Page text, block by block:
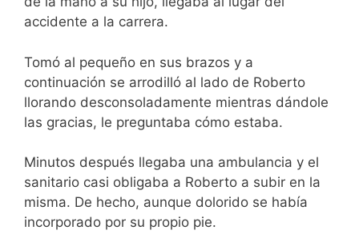
accidente a la carrera.
Tomó al pequeño en sus brazos y a
continuación se arrodilló al lado de Roberto
llorando desconsoladamente mientras dándole
las gracias, le preguntaba cómo estaba.
Minutos después llegaba una ambulancia y el
sanitario casi obligaba a Roberto a subir en la
misma. De hecho, aunque dolorido se había
incorporado por su propio pie.